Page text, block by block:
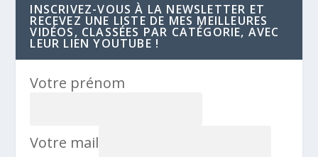
INSCRIVEZ-VOUS À LA NEWSLETTER ET
RECEVEZ UNE LISTE DE MES MEILLEURES
VIDÉOS, CLASSÉES PAR CATÉGORIE, AVEC
LEUR LIEN YOUTUBE !
Votre prénom
Votre mail